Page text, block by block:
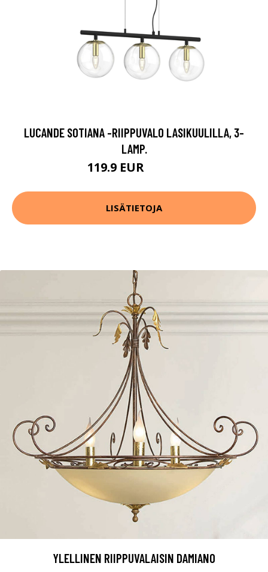
LUCANDE SOTIANA -RIIPPUVALO LASIKUULILLA, 3-
LAMP.
119.9 EUR
LISÄTIETOJA
YLELLINEN RIIPPUVALAISIN DAMIANO